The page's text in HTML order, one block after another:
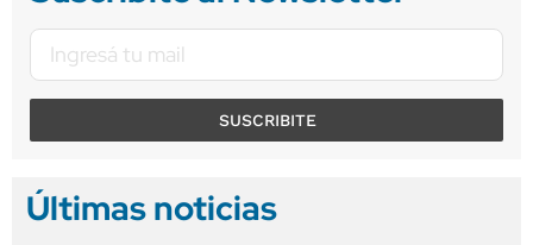
SUSCRIBITE
Últimas noticias